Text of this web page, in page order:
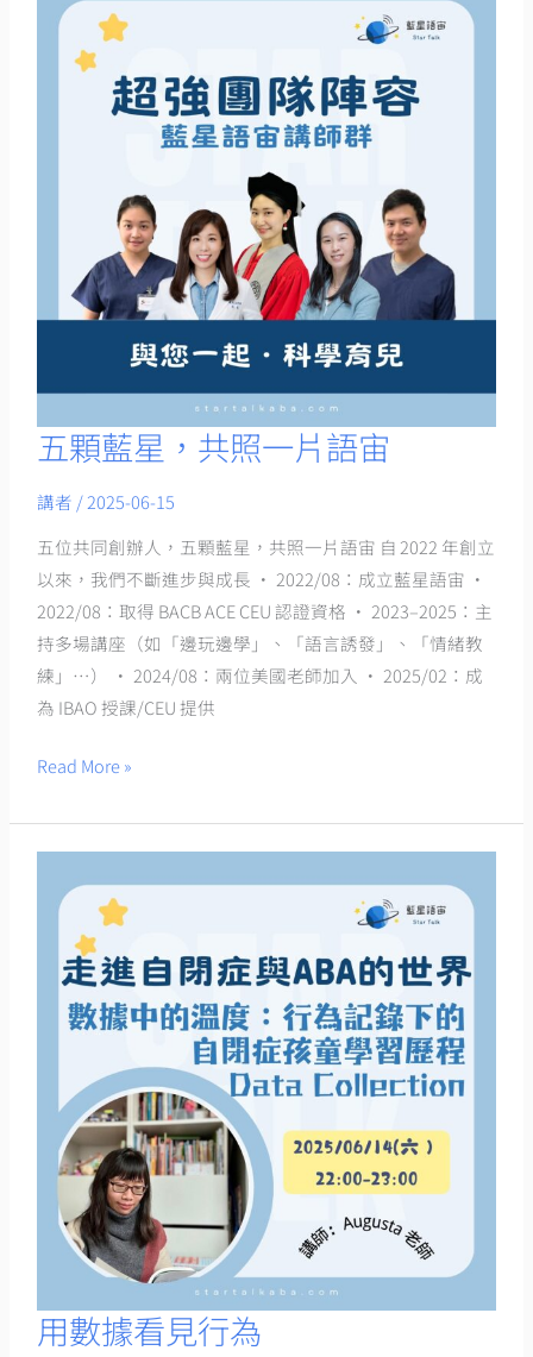
五顆藍星，共照一片語宙
講者 /2025-06-15
五位共同創辦人，五顆藍星，共照一片語宙 自 2022 年創立
以來，我們不斷進步與成長 • 2022/08：成立藍星語宙 •
2022/08：取得 BACB ACE CEU 認證資格 • 2023–2025：主
持多場講座（如「邊玩邊學」、「語言誘發」、「情緒教
練」…） • 2024/08：兩位美國老師加入 • 2025/02：成
為 IBAO 授課/CEU 提供
五
藍
星，
共
照
一
片
語
Read More »
用數據看見行為
用